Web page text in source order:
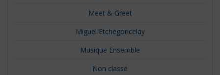
Meet & Greet
Miguel Etchegoncelay
Musique Ensemble
Non classé